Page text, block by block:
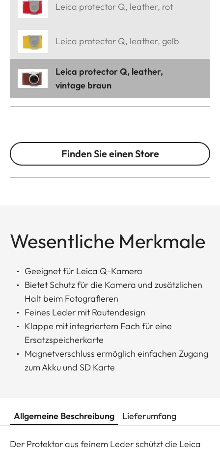
Leica protector Q, leather, rot
Leica protector Q, leather, gelb
Leica protector Q, leather,
vintage braun
Finden Sie einen Store
Wesentliche Merkmale
Geeignet für Leica Q-Kamera
Bietet Schutz für die Kamera und zusätzlichen
Halt beim Fotografieren
Feines Leder mit Rautendesign
Klappe mit integriertem Fach für eine
Ersatzspeicherkarte
Magnetverschluss ermöglich einfachen Zugang
zum Akku und SD Karte
Allgemeine Beschreibung Lieferumfang
Der Protektor aus feinem Leder schützt die Leica